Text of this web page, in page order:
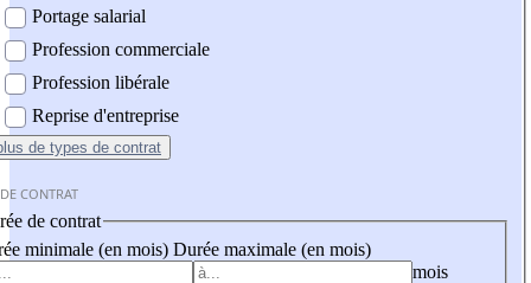
Portage salarial
Profession commerciale
Profession libérale
Reprise d'entreprise
de types de contrat
CONTRAT
de contrat
minimale (en mois) Durée maximale (en mois)
mois